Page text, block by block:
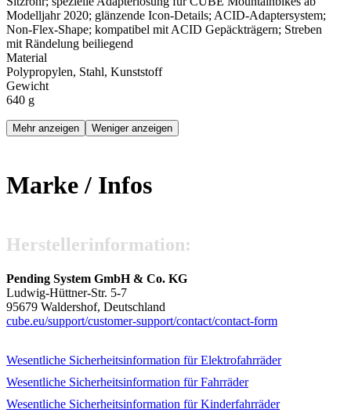
Modelljahr 2020; glänzende Icon-Details; ACID-Adaptersystem;
Non-Flex-Shape; kompatibel mit ACID Gepäckträgern; Streben
mit Rändelung beiliegend
Material
Polypropylen, Stahl, Kunststoff
Gewicht
640 g
Mehr anzeigen Weniger anzeigen
Marke / Infos
Hersteller­information:
Pending System GmbH & Co. KG
Ludwig-Hüttner-Str. 5-7
95679 Waldershof, Deutschland
cube.eu/support/customer-support/contact/contact-form
Wesentliche Sicherheits­information für Elektrofahrräder
Wesentliche Sicherheits­information für Fahrräder
Wesentliche Sicherheits­information für Kinderfahrräder